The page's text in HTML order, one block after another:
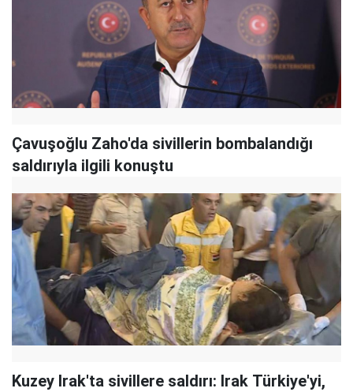
Çavuşoğlu Zaho'da sivillerin bombalandığı
saldırıyla ilgili konuştu
Kuzey Irak'ta sivillere saldırı: Irak Türkiye'yi,